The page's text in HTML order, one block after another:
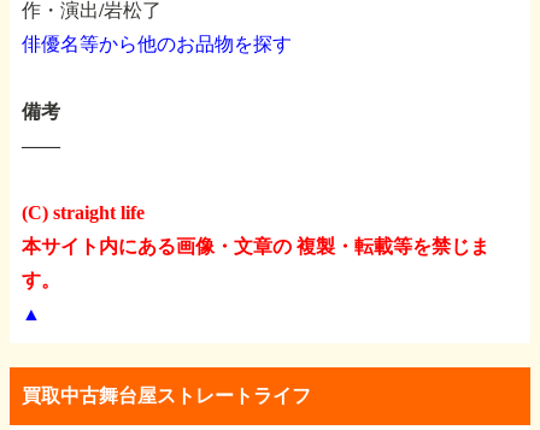
作・演出/岩松了
俳優名等から他のお品物を探す
備考
――
(C) straight life
本サイト内にある画像・文章の 複製・転載等を禁じま
す。
▲
買取中古舞台屋ストレートライフ